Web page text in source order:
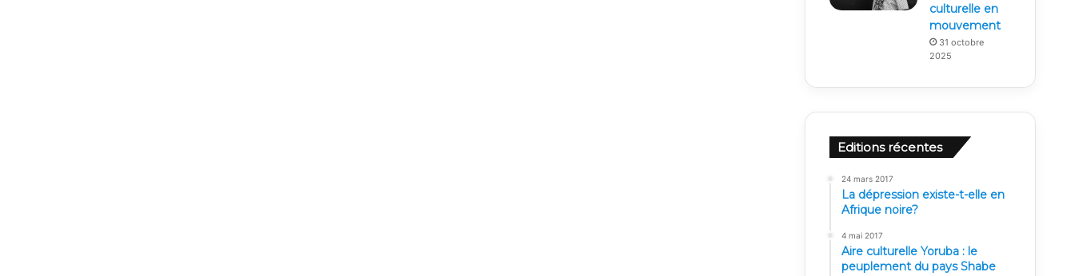
culturelle en
mouvement
31 octobre
2025
Editions récentes
24 mars 2017
La dépression existe-t-elle en
Afrique noire?
4 mai 2017
Aire culturelle Yoruba : le
peuplement du pays Shabe